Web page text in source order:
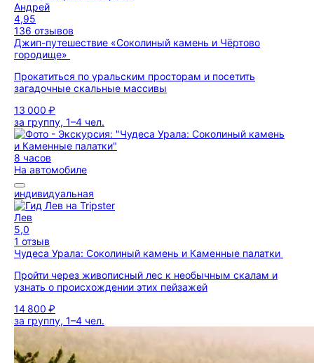
Андрей
4,95
136 отзывов
Джип-путешествие «Соколиный камень и Чёртово
городище»
Прокатиться по уральским просторам и посетить
загадочные скальные массивы
13 000 ₽
за группу, 1–4 чел.
8 часов
На автомобиле
индивидуальная
Лев
5,0
1 отзыв
Чудеса Урала: Соколиный камень и Каменные палатки
Пройти через живописный лес к необычным скалам и
узнать о происхождении этих пейзажей
14 800 ₽
за группу, 1–4 чел.